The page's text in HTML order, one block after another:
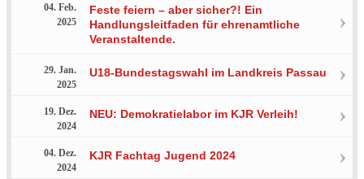
04. Feb.
2025
Feste feiern – aber sicher?! Ein
Handlungsleitfaden für ehrenamtliche
Veranstaltende.
29. Jan.
2025
U18-Bundestagswahl im Landkreis Passau
19. Dez.
2024
NEU: Demokratielabor im KJR Verleih!
04. Dez.
2024
KJR Fachtag Jugend 2024